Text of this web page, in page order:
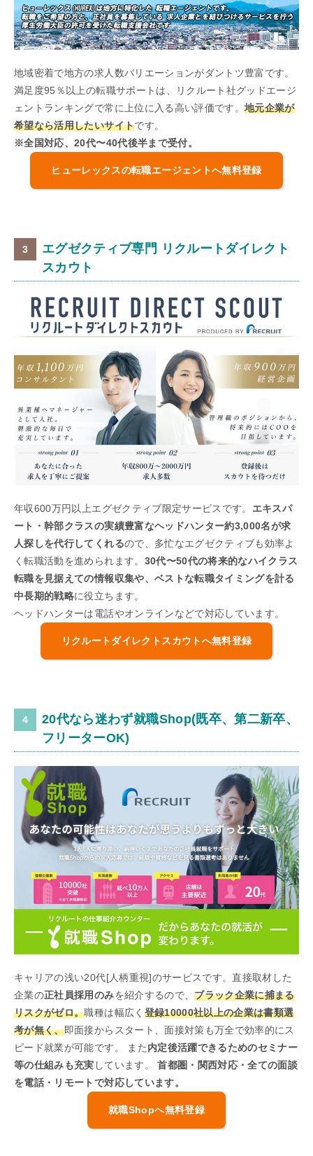
地域密着で地方の求人数バリエーションがダントツ豊富です。
満足度95％以上の転職サポートは、リクルート社グッドエージ
ェントランキングで常に上位に入る高い評価です。地元企業が
希望なら活用したいサイトです。
※全国対応、20代〜40代後半まで受付。
ヒューレックスの転職エージェントへ無料登録
エグゼクティブ専門 リクルートダイレクト
スカウト
年収600万円以上エグゼクティブ限定サービスです。 エキスパ
ート・幹部クラスの実績豊富なヘッドハンター約3,000名が求
人探しを代行してくれるので、多忙なエグゼクティブも効率よ
く転職活動を進められます。 30代〜50代の将来的なハイクラス
転職を見据えての情報収集や、ベストな転職タイミングを計る
中長期的戦略に役立ちます。
ヘッドハンターは電話やオンラインなどで対応しています。
リクルートダイレクトスカウトへ無料登録
20代なら迷わず就職Shop(既卒、第二新卒、
フリーターOK)
キャリアの浅い20代[人柄重視]のサービスです。直接取材した
企業の正社員採用のみを紹介するので、ブラック企業に捕まる
リスクがゼロ。職種は幅広く 登録10000社以上の企業は書類選
考が無く、即面接からスタート、面接対策も万全で効率的にス
ピード就業が可能です。 また内定後活躍できるためのセミナー
等の仕組みも充実 しています。首都圏・関西対応・全ての面談
を電話・リモートで対応しています。
就職Shopへ無料登録